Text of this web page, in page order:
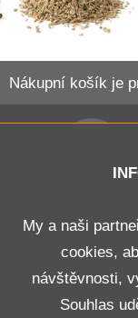
Nákupní košík je
Obchodní
Doprava a platba
Odstoupení od
My a naši
cookies,
návštěvnosti,
Souhlas